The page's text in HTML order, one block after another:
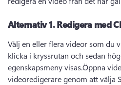
Alternativ 1.Redigera med
Välj en eller flera videor som du
klicka i kryssrutan och sedan
egenskapsmeny visas.Öppna